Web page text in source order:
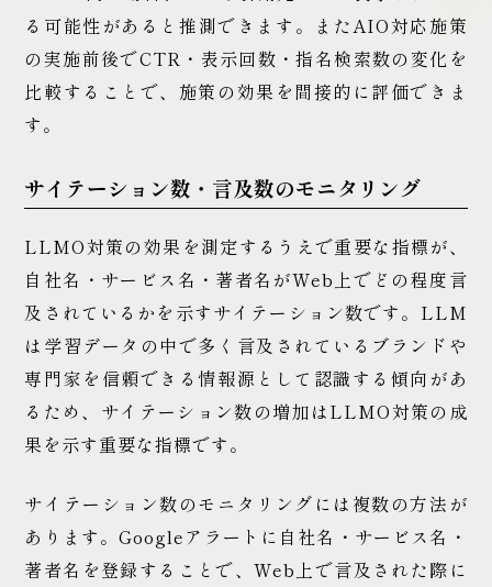
る可能性があると推測できます。またAIO対応施策
の実施前後でCTR・表示回数・指名検索数の変化を
比較することで、施策の効果を間接的に評価できま
す。
サイテーション数・言及数のモニタリング
LLMO対策の効果を測定するうえで重要な指標が、
自社名・サービス名・著者名がWeb上でどの程度言
及されているかを示すサイテーション数です。LLM
は学習データの中で多く言及されているブランドや
専門家を信頼できる情報源として認識する傾向があ
るため、サイテーション数の増加はLLMO対策の成
果を示す重要な指標です。
サイテーション数のモニタリングには複数の方法が
あります。Googleアラートに自社名・サービス名・
著者名を登録することで、Web上で言及された際に